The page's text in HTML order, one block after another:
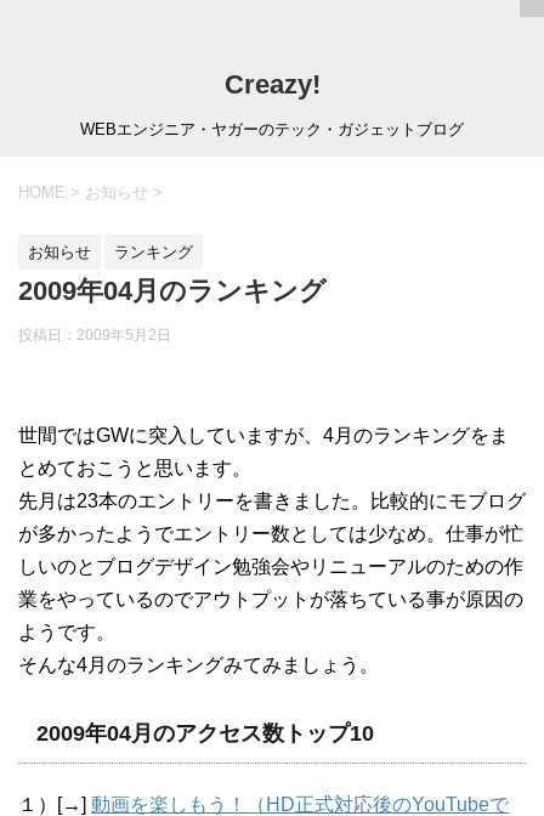
Creazy!
WEBエンジニア・ヤガーのテック・ガジェットブログ
HOME > お知らせ >
お知らせ ランキング
2009年04月のランキング
投稿日： 2009年5月2日
世間ではGWに突入していますが、4月のランキングをま
とめておこうと思います。
先月は23本のエントリーを書きました。比較的にモブログ
が多かったようでエントリー数としては少なめ。仕事が忙
しいのとブログデザイン勉強会やリニューアルのための作
業をやっているのでアウトプットが落ちている事が原因の
ようです。
そんな4月のランキングみてみましょう。
2009年04月のアクセス数トップ10
１）[→] 動画を楽しもう！（HD正式対応後のYouTubeで